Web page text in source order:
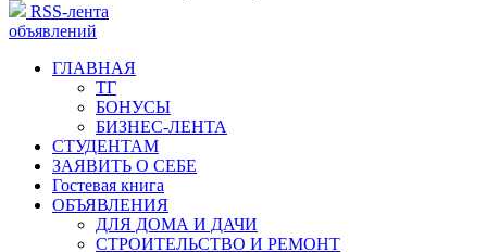
RSS-лента
объявлений
ГЛАВНАЯ
ТГ
БОНУСЫ
БИЗНЕС-ЛЕНТА
СТУДЕНТАМ
ЗАЯВИТЬ О СЕБЕ
Гостевая книга
ОБЪЯВЛЕНИЯ
ДЛЯ ДОМА И ДАЧИ
СТРОИТЕЛЬСТВО И РЕМОНТ